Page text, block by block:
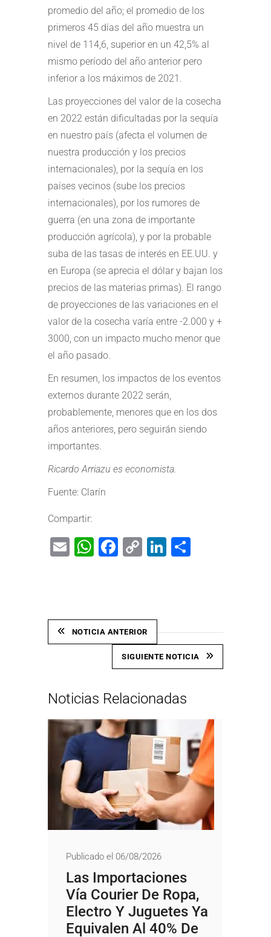
promedio del año; el promedio de los
primeros 45 días del año muestra un
nivel de 114,6, superior en un 42,5% al
mismo período del año anterior pero
inferior a los máximos de 2021.
Las proyecciones del valor de la cosecha
en 2022 están dificultadas por la sequía
en nuestro país (afecta el volumen de
nuestra producción y los precios
internacionales), por la sequía en los
países vecinos (sube los precios
internacionales), por los rumores de
guerra (en una zona de importante
producción agrícola), y por la probable
suba de las tasas de interés en EE.UU. y
en Europa (se aprecia el dólar y bajan los
precios de las materias primas). El rango
de proyecciones de las variaciones en el
valor de la cosecha varía entre -2.000 y +
3000, con un impacto mucho menor que
el año pasado.
En resumen, los impactos de los eventos
externos durante 2022 serán,
probablemente, menores que en los dos
años anteriores, pero seguirán siendo
importantes.
Ricardo Arriazu es economista.
Fuente: Clarín
Compartir:
EmailWhatsApp
Facebook
CopyLinkedIn
NOTICIA ANTERIOR
SIGUIENTE NOTICIA
Noticias Relacionadas
Publicado el 06/08/2026
Las Importaciones
Vía Courier De Ropa,
Electro Y Juguetes Ya
Equivalen Al 40% De